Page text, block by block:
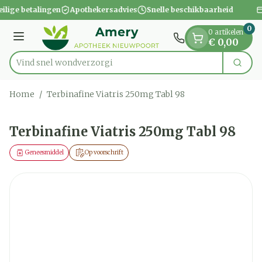
Ga naar de inhoud
1 van 1
betalingen Apothekersadvies Snelle beschikbaarheid
Menu
Product, merk, categorie...
Vind snel won Zoek
0 artikelen
€ 0,00
0
Home / Terbinafine Viatris 250mg Tabl 98
Terbinafine Viatris 250mg Tabl 98
Op voorschrift
Geneesmiddel